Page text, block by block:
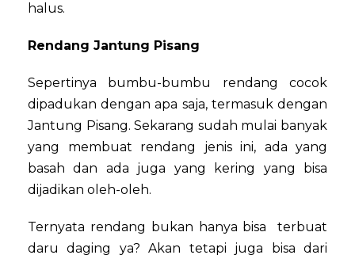
halus.
Rendang Jantung Pisang
Sepertinya bumbu-bumbu rendang cocok
dipadukan dengan apa saja, termasuk dengan
Jantung Pisang. Sekarang sudah mulai banyak
yang membuat rendang jenis ini, ada yang
basah dan ada juga yang kering yang bisa
dijadikan oleh-oleh.
Ternyata rendang bukan hanya bisa terbuat
daru daging ya? Akan tetapi juga bisa dari